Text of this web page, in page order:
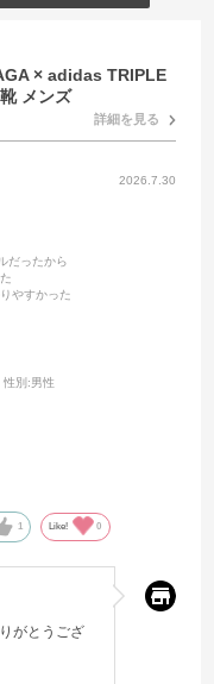
× adidas TRIPLE
メンズ
詳細を見る
2026.7.30
だったから
やすかった
性別:男性
1 Like! 0
がとうござ